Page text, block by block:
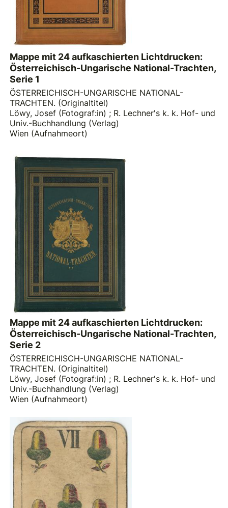
Mappe mit 24 aufkaschierten Lichtdrucken:
Österreichisch-Ungarische National-Trachten,
Serie 1
ÖSTERREICHISCH-UNGARISCHE NATIONAL-
TRACHTEN. (Originaltitel)
Löwy, Josef (Fotograf:in) ; R. Lechner's k. k. Hof- und
Univ.-Buchhandlung (Verlag)
Wien (Aufnahmeort)
Mappe mit 24 aufkaschierten Lichtdrucken:
Österreichisch-Ungarische National-Trachten,
Serie 2
ÖSTERREICHISCH-UNGARISCHE NATIONAL-
TRACHTEN. (Originaltitel)
Löwy, Josef (Fotograf:in) ; R. Lechner's k. k. Hof- und
Univ.-Buchhandlung (Verlag)
Wien (Aufnahmeort)